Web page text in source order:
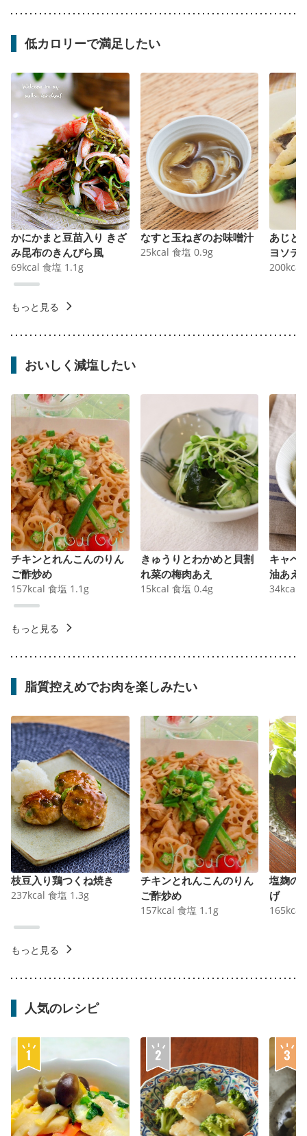
低カロリーで満足したい
かにかまと豆苗入り きざ
み昆布のきんぴら風
69kcal 食塩 1.1 g
なすと玉ねぎのお味噌汁
25kcal 食塩 0.9g
あじと
ヨソテ
200kcal
もっと見る
おいしく減塩したい
チキンとれんこんのりん
ご酢炒め
157kcal 食塩 1.1 g
きゅうりとわかめと貝割
れ菜の梅肉あえ
15kcal 食塩 0.4g
キャベ
油あえ
34kcal
もっと見る
脂質控えめでお肉を楽しみたい
枝豆入り鶏つくね焼き
237kcal 食塩 1.3g
チキンとれんこんのりん
ご酢炒め
157kcal 食塩 1.1 g
塩麹の
げ
165kcal
もっと見る
人気のレシピ